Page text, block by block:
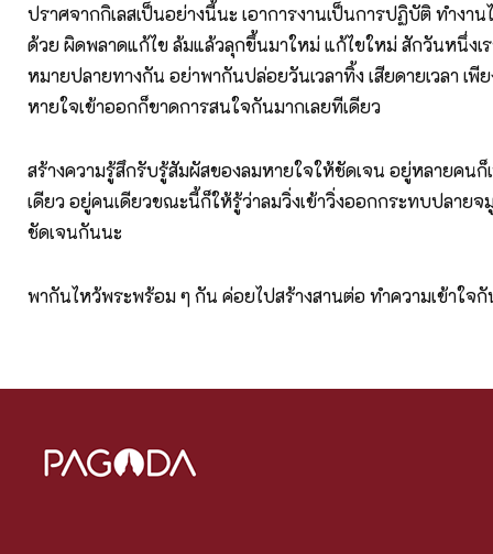
ปราศจากกิเลสเป็นอย่างนี้นะ เอาการงานเป็นการปฏิบัติ ทำงา
ด้วย ผิดพลาดแก้ไข ล้มแล้วลุกขึ้นมาใหม่ แก้ไขใหม่ สักวันหนึ่งเ
หมายปลายทางกัน อย่าพากันปล่อยวันเวลาทิ้ง เสียดายเวลา เพีย
หายใจเข้าออกก็ขาดการสนใจกันมากเลยทีเดียว
สร้างความรู้สึกรับรู้สัมผัสของลมหายใจให้ชัดเจน อยู่หลายคน
เดียว อยู่คนเดียวขณะนี้ก็ให้รู้ว่าลมวิ่งเข้าวิ่งออกกระทบปลายจ
ชัดเจนกันนะ
พากันไหว้พระพร้อม ๆ กัน ค่อยไปสร้างสานต่อ ทำความเข้าใจกั